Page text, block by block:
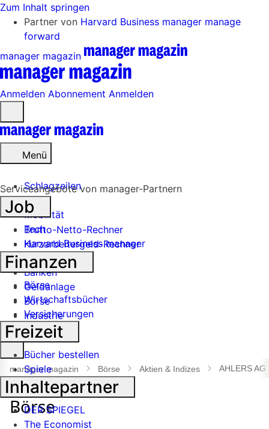
Zum Inhalt springen
Partner von Harvard Business manager manage
forward
manager magazin
Anmelden Abonnement Anmelden
öffnen
Menü
Schlagzeilen
Mobilität
Tech
Harvard Business manager
Handel
Banken
Geldanlage
Börse
Industrie
Suche
öffnen
manager magazin Börse Aktien & Indizes AHLERS AG
Serviceangebote von manager-Partnern
Job
Brutto-Netto-Rechner
Kurzarbeitergeld-Rechner
Finanzen
Börse
Wirtschaftsbücher
Versicherungen
Freizeit
Bücher bestellen
Spiele
Inhaltepartner
DER SPIEGEL
The Economist